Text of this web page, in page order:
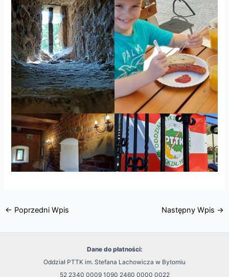
← Poprzedni Wpis Następny Wpis →
Dane do płatności:
Oddział PTTK im. Stefana Lachowicza w Bytomiu
52 2340 0009 1090 2460 0000 0022